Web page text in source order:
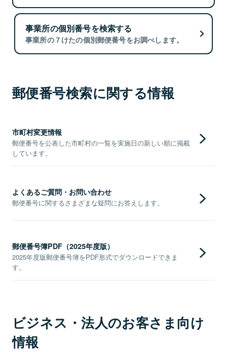
事業所の個別番号を検索する
事業所の７けたの個別郵便番号をお調べします。
郵便番号検索に関する情報
市町村変更情報
郵便番号を公表した市町村の一覧を実施日の新しい順に掲載
しています。
よくあるご質問・お問い合わせ
郵便番号に関するさまざまな疑問にお答えします。
郵便番号簿PDF（2025年度版）
2025年度版郵便番号簿をPDF形式でダウンロードできま
す。
ビジネス・法人のお客さま向け
情報